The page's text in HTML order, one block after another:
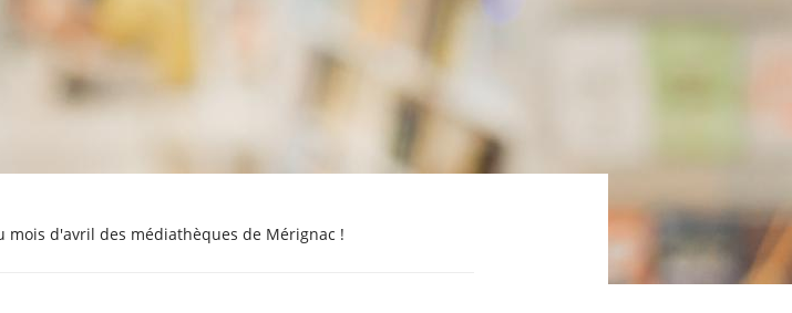
mois d'avril des médiathèques de Mérignac !